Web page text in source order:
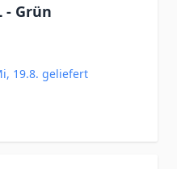
- Grün
19.8. geliefert